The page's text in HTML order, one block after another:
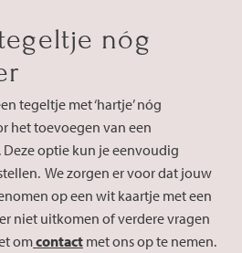
nóg
tegeltje met ‘hartje’ nóg
het toevoegen van een
optie kun je eenvoudig
We zorgen er voor dat jouw
op een wit kaartje met een
niet uitkomen of verdere vragen
omcontact met ons op te nemen.